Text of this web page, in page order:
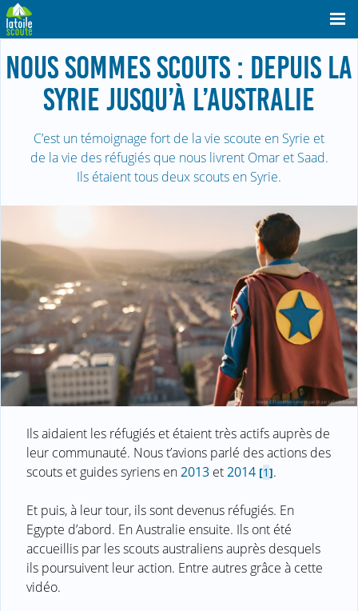
NOUS SOMMES SCOUTS : DEPUIS LA
SYRIE JUSQU’À L’AUSTRALIE
C’est un témoignage fort de la vie scoute en Syrie et
de la vie des réfugiés que nous livrent Omar et Saad.
Ils étaient tous deux scouts en Syrie.
Ils aidaient les réfugiés et étaient très actifs auprès de
leur communauté. Nous t’avions parlé des actions des
scouts et guides syriens en2013 et2014 [1].
Et puis, à leur tour, ils sont devenus réfugiés. En
Egypte d’abord. En Australie ensuite. Ils ont été
accueillis par les scouts australiens auprès desquels
ils poursuivent leur action. Entre autres grâce à cette
vidéo.